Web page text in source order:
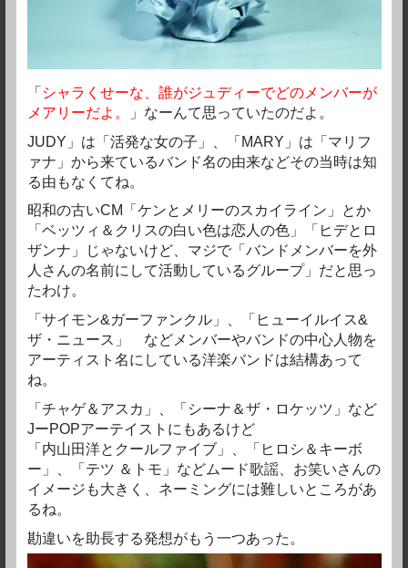
「 シャラくせーな、誰がジュディーでどのメンバーが
メアリーだよ。
」なーんて思っていたのだよ。
JUDY」は「活発な女の子」、「MARY」は「マリフ
ァナ」から来ているバンド名の由来などその当時は知
る由もなくてね。
昭和の古いCM「ケンとメリーのスカイライン」とか
「ベッツィ＆クリスの白い色は恋人の色」「ヒデとロ
ザンナ」じゃないけど、マジで「バンドメンバーを外
人さんの名前にして活動しているグループ」だと思っ
たわけ。
「サイモン&ガーファンクル」、「ヒューイルイス&
ザ・ニュース」 などメンバーやバンドの中心人物を
アーティスト名にしている洋楽バンドは結構あって
ね。
「チャゲ＆アスカ」、「シーナ＆ザ・ロケッツ」など
JーPOPアーテイストにもあるけど
「内山田洋とクールファイブ」、「ヒロシ＆キーボ
ー」、「テツ ＆トモ」などムード歌謡、お笑いさんの
イメージも大きく、ネーミングには難しいところがあ
るね。
勘違いを助長する発想がもう一つあった。